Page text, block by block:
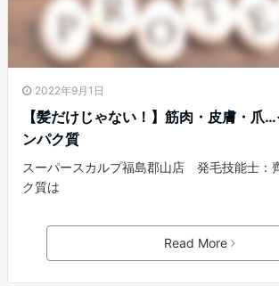
2022年9月1日
【髪だけじゃない！】筋肉・皮膚・爪
ンパク質
スーパースカルプ福島郡山店 発毛技能士：
ク質は
Read More